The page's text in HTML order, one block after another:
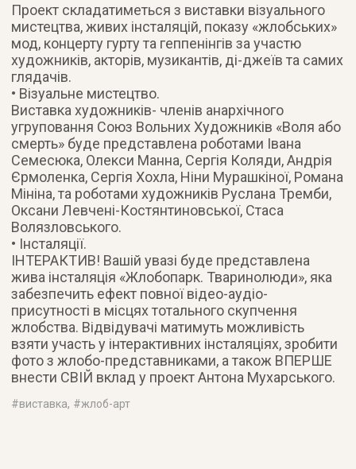
Проект складатиметься з виставки візуального
мистецтва, живих інсталяцій, показу «жлобських»
мод, концерту гурту та геппенінгів за участю
художників, акторів, музикантів, ді-джеїв та самих
глядачів.
• Візуальне мистецтво.
Виставка художників- членів анархічного
угруповання Союз Вольних Художників «Воля або
смерть» буде представлена роботами Івана
Семесюка, Олекси Манна, Сергія Коляди, Андрія
Єрмоленка, Сергія Хохла, Ніни Мурашкіної, Романа
Мініна, та роботами художників Руслана Тремби,
Оксани Левчені-Костянтиновської, Стаса
Волязловського.
• Інсталяції.
ІНТЕРАКТИВ! Вашій увазі буде представлена
жива інсталяція «Жлобопарк. Тваринолюди», яка
забезпечить ефект повної відео-аудіо-
присутності в місцях тотального скупчення
жлобства. Відвідувачі матимуть можливість
взяти участь у інтерактивних інсталяціях, зробити
фото з жлобо-представниками, а також ВПЕРШЕ
внести СВІЙ вклад у проект Антона Мухарського.
#виставка, #жлоб-арт